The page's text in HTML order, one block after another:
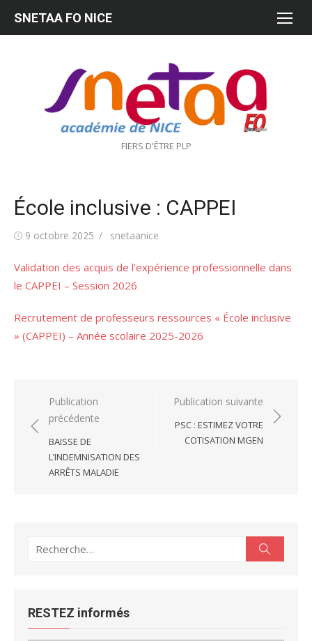
FIERS D'ÊTRE PLP
SNETAA FO NICE
École inclusive : CAPPEI
Publié9 octobre 2025 Auteur/autrice
snetaanice
Validation des acquis de l’expérience professionnelle dans
le CAPPEI – Session 2026
Recrutement de professeurs ressources « École inclusive
» (CAPPEI) – Année scolaire 2025-2026
Navigation
de
l’article
Publication
précédente
BAISSE DE
L’INDEMNISATION DES
ARRÊTS MALADIE
Publication suivante
PSC : ESTIMEZ VOTRE
COTISATION MGEN
Recherche
RESTEZ informés